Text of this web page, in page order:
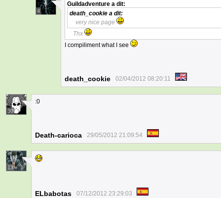
4
Guildadventure a dit:
death_cookie a dit:
very nice page
Thx
I compiliment what I see
death_cookie 02/04/2012 08:20:11
30
:0
Death-carioca 29/05/2012 21:09:54
13
ELbabotas 07/12/2012 23:29:03